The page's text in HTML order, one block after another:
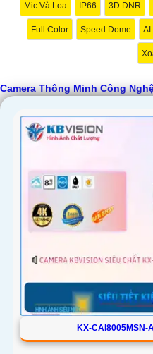
Mic Và Loa IP66 3D DNR
Full Color Speed Dome AI
Camera Thông Minh Công
KX-CAI8005MSN-